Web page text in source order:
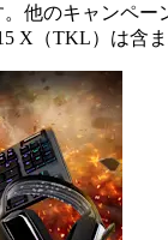
。他のキャンペ
X（TKL）は含ま